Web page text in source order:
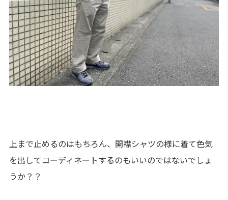
上まで止めるのはもちろん、開襟シャツの様に着て色気
を出してコーディネートするのもいいのではないでしょ
うか？？